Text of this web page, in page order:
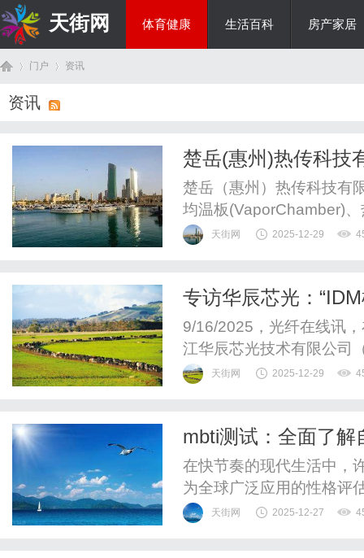
天街网 体育健康 生活百科 房产家居
门户 资讯
资讯
楚岳(惠州)热传科技
楚岳（惠州）热传科技有
均温板(VaporChamber)
及液冷(LiquidCooling)等
天街网 2025-12-29
专访华辰芯光：
能力， 助力AI算力
9/16/2025，光纤在线讯
江华辰芯光技术有限公司
事长刘志华先生及CTO魏
司，是一家IDM模式运行...
天街网 2025-12-29
mbti测试：全面了解
在快节奏的现代生活中，
为全球广泛应用的性格评
特质，成为自我认知的重
天街网 2025-12-27